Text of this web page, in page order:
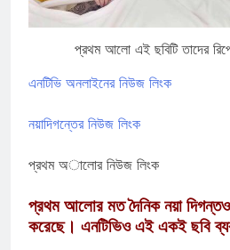
প্রথম আলো এই ছবিটি তাদের
এনটিভি অনলাইনের নিউজ লিংক
নয়াদিগন্তের নিউজ লিংক
প্রথম অালোর নিউজ লিংক
প্রথম আলোর মত দৈনিক নয়া
করেছে। এনটিভিও এই একই ছবি